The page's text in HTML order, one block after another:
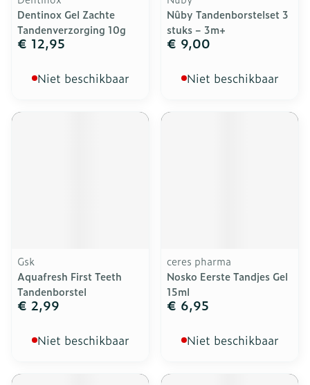
Dentinox Gel Zachte
Tandenverzorging 10g
€ 12,95
Niet beschikbaar
Nûby Tandenborstelset 3
stuks – 3m+
€ 9,00
Niet beschikbaar
Gsk
Aquafresh First Teeth
Tandenborstel
€ 2,99
Niet beschikbaar
ceres pharma
Nosko Eerste Tandjes Gel
15ml
€ 6,95
Niet beschikbaar